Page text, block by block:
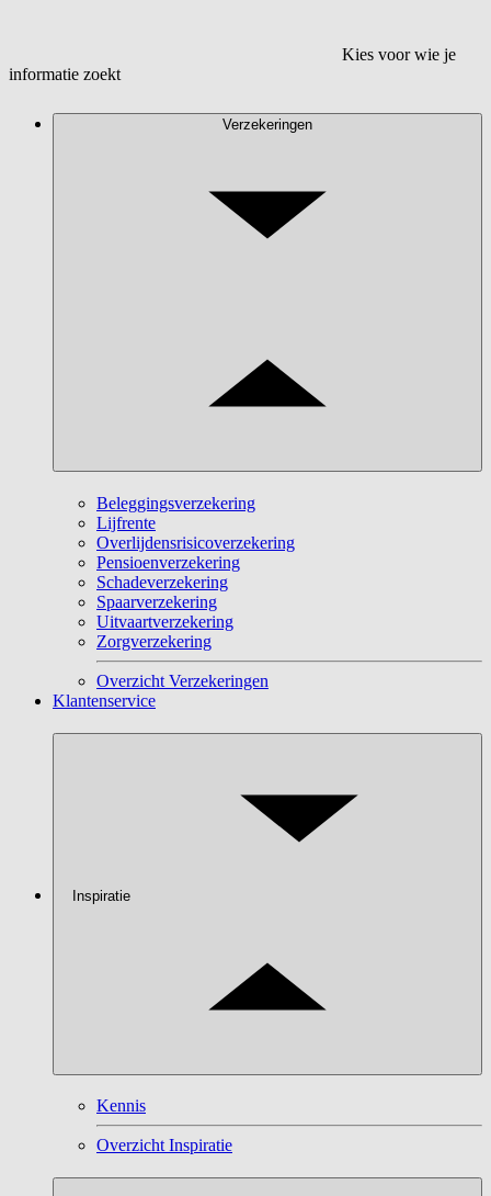
Kies voor wie je
informatie zoekt
Verzekeringen
Beleggingsverzekering
Lijfrente
Overlijdensrisicoverzekering
Pensioenverzekering
Schadeverzekering
Spaarverzekering
Uitvaartverzekering
Zorgverzekering
Overzicht Verzekeringen
Klantenservice
Inspiratie
Kennis
Overzicht Inspiratie